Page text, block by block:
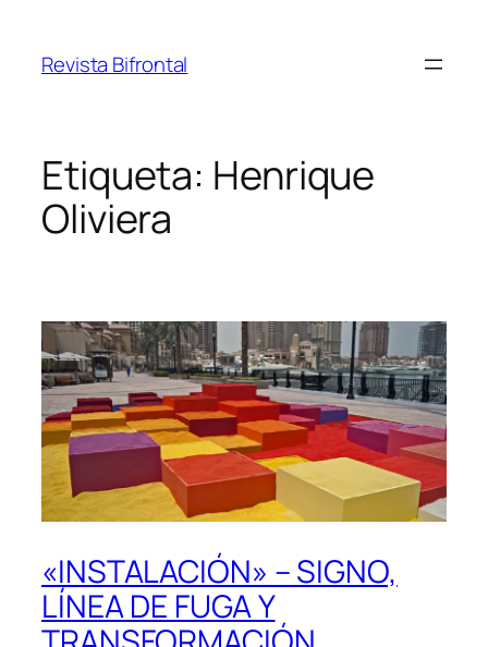
contenido
Revista Bifrontal
Etiqueta: Henrique
Oliviera
«INSTALACIÓN» – SIGNO,
LÍNEA DE FUGA Y